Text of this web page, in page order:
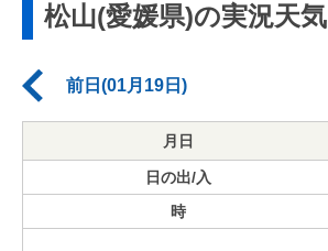
松山(愛媛県)の実況天気
前日(01月19日)
月日
日の出/入
時